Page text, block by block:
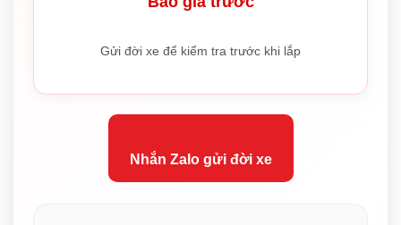
Gửi đời xe để kiểm tra trước khi lắp
Nhắn Zalo gửi đời xe